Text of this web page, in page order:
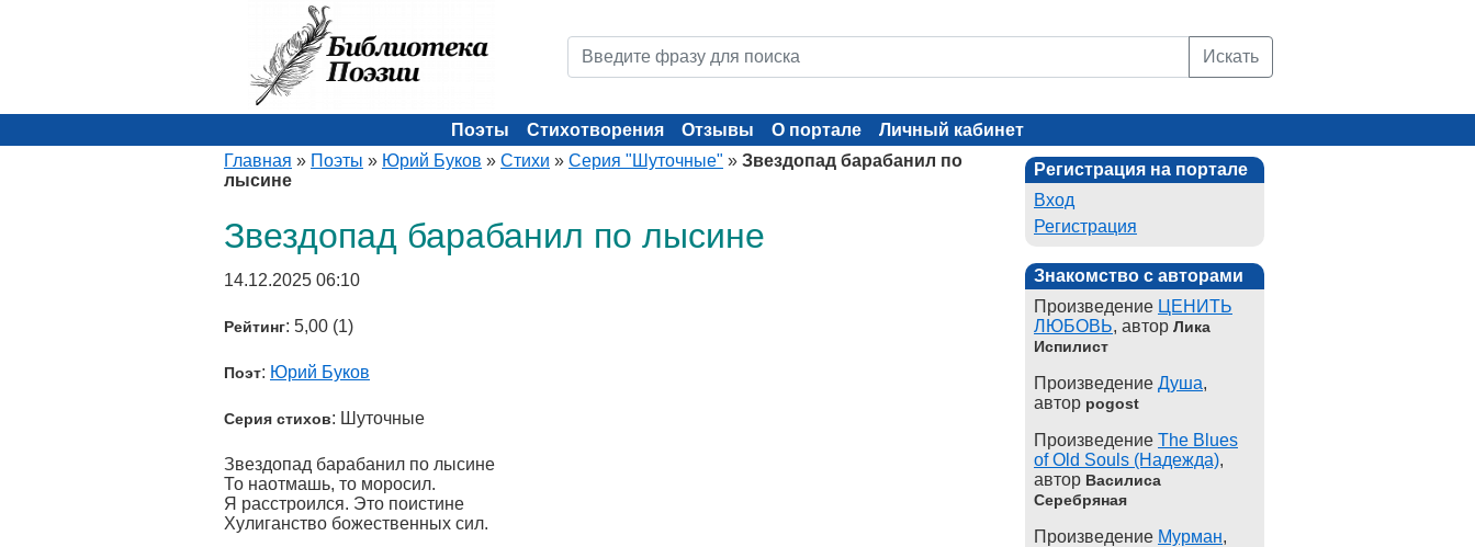
Искать
Поэты Стихотворения Отзывы О портале
Личный кабинет
Главная » Поэты » Юрий Буков » Стихи » Серия "Шуточные" » Звездопад барабанил по
лысине
Звездопад барабанил по лысине
14.12.2025 06:10
Рейтинг: 5,00 (1)
Поэт: Юрий Буков
Серия стихов: Шуточные
Звездопад барабанил по лысине
То наотмашь, то моросил.
Я расстроился. Это поистине
Хулиганство божественных сил.
Регистрация на портале
Вход
Регистрация
Знакомство с авторами
Произведение ЦЕНИТЬ
ЛЮБОВЬ, автор Лика
Испилист
Произведение Душа,
автор pogost
Произведение The Blues
of Old Souls (Надежда),
автор Василиса
Серебряная
Произведение Мурман,